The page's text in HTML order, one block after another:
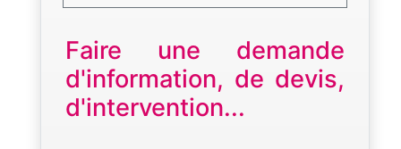
Faire une demande
d'information, de devis,
d'intervention...